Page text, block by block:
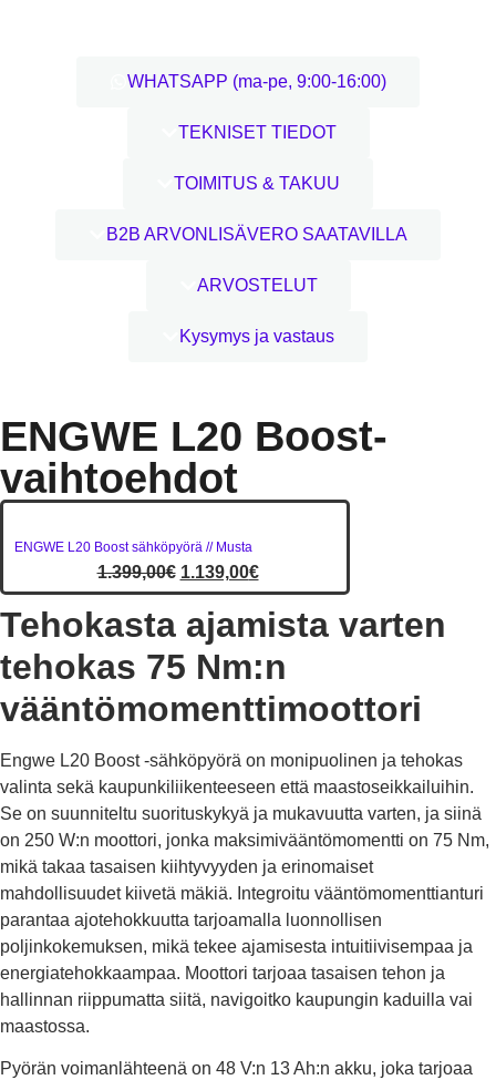
WHATSAPP (ma-pe, 9:00-16:00)
TEKNISET TIEDOT
TOIMITUS & TAKUU
B2B ARVONLISÄVERO SAATAVILLA
ARVOSTELUT
Kysymys ja vastaus
ENGWE L20 Boost-
vaihtoehdot
ENGWE L20 Boost sähköpyörä // Musta
1.399,00€ 1.139,00€
Tehokasta ajamista varten
tehokas 75 Nm:n
vääntömomenttimoottori
Engwe L20 Boost -sähköpyörä on monipuolinen ja tehokas
valinta sekä kaupunkiliikenteeseen että maastoseikkailuihin.
Se on suunniteltu suorituskykyä ja mukavuutta varten, ja siinä
on 250 W:n moottori, jonka maksimivääntömomentti on 75 Nm,
mikä takaa tasaisen kiihtyvyyden ja erinomaiset
mahdollisuudet kiivetä mäkiä. Integroitu vääntömomenttianturi
parantaa ajotehokkuutta tarjoamalla luonnollisen
poljinkokemuksen, mikä tekee ajamisesta intuitiivisempaa ja
energiatehokkaampaa. Moottori tarjoaa tasaisen tehon ja
hallinnan riippumatta siitä, navigoitko kaupungin kaduilla vai
maastossa.
Pyörän voimanlähteenä on 48 V:n 13 Ah:n akku, joka tarjoaa